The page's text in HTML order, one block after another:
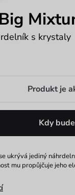
s krystaly
Produkt je
Kdy
ukrývá jediný
mu propůjčuje jeho